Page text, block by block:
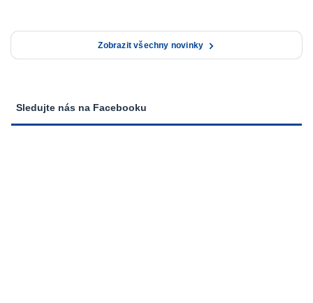
Zobrazit všechny novinky
Sledujte nás na Facebooku